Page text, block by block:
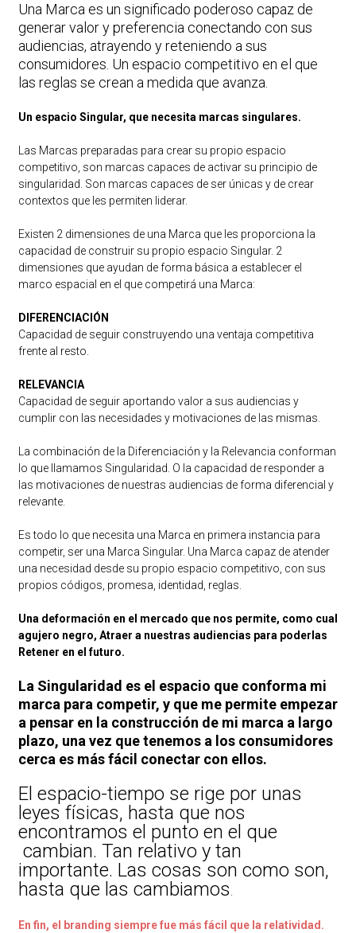
Una Marca es un significado poderoso capaz de
generar valor y preferencia conectando con sus
audiencias, atrayendo y reteniendo a sus
consumidores. Un espacio competitivo en el que
las reglas se crean a medida que avanza.
Un espacio Singular, que necesita marcas singulares.
Las Marcas preparadas para crear su propio espacio
competitivo, son marcas capaces de activar su principio de
singularidad. Son marcas capaces de ser únicas y de crear
contextos que les permiten liderar.
Existen 2 dimensiones de una Marca que les proporciona la
capacidad de construir su propio espacio Singular. 2
dimensiones que ayudan de forma básica a establecer el
marco espacial en el que competirá una Marca:
DIFERENCIACIÓN
Capacidad de seguir construyendo una ventaja competitiva
frente al resto.
RELEVANCIA
Capacidad de seguir aportando valor a sus audiencias y
cumplir con las necesidades y motivaciones de las mismas.
La combinación de la Diferenciación y la Relevancia conforman
lo que llamamos Singularidad. O la capacidad de responder a
las motivaciones de nuestras audiencias de forma diferencial y
relevante.
Es todo lo que necesita una Marca en primera instancia para
competir, ser una Marca Singular. Una Marca capaz de atender
una necesidad desde su propio espacio competitivo, con sus
propios códigos, promesa, identidad, reglas.
Una deformación en el mercado que nos permite, como cual
agujero negro, Atraer a nuestras audiencias para poderlas
Retener en el futuro.
La Singularidad es el espacio que conforma mi
marca para competir, y que me permite empezar
a pensar en la construcción de mi marca a largo
plazo, una vez que tenemos a los consumidores
cerca es más fácil conectar con ellos.
El espacio-tiempo se rige por unas
leyes físicas, hasta que nos
encontramos el punto en el que
cambian. Tan relativo y tan
importante. Las cosas son como son,
hasta que las cambiamos.
En fin, el branding siempre fue más fácil que la relatividad.